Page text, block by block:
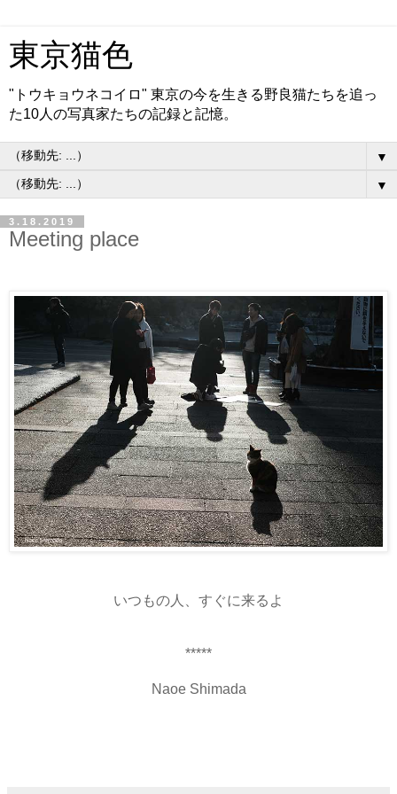
東京猫色
"トウキョウネコイロ" 東京の今を生きる野良猫たちを追っ
た10人の写真家たちの記録と記憶。
▼
▼
3.18.2019
Meeting place
いつもの人、すぐに来るよ
*****
Naoe Shimada